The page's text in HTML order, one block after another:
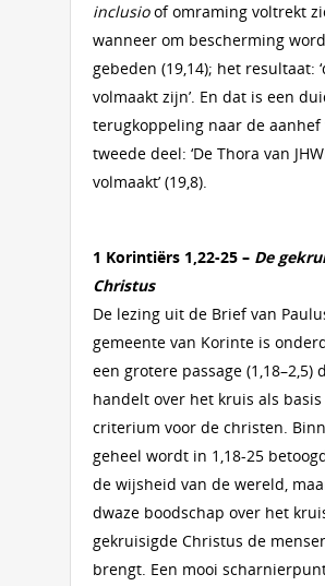
inclusioof omraming voltrekt
wanneer om bescherming
gebeden (19,14); het resultaat:
volmaakt zijn’. En dat is een
terugkoppeling naar de aanhef
tweede deel: ‘De Thora van
volmaakt’ (19,8).
1 Korintiërs 1,22-25 – De
Christus
De lezing uit de Brief van
gemeente van Korinte is
een grotere passage (1,18–2,5)
handelt over het kruis als basis
criterium voor de christen.
geheel wordt in 1,18-25
de wijsheid van de wereld,
dwaze boodschap over het
gekruisigde Christus de
brengt. Een mooi